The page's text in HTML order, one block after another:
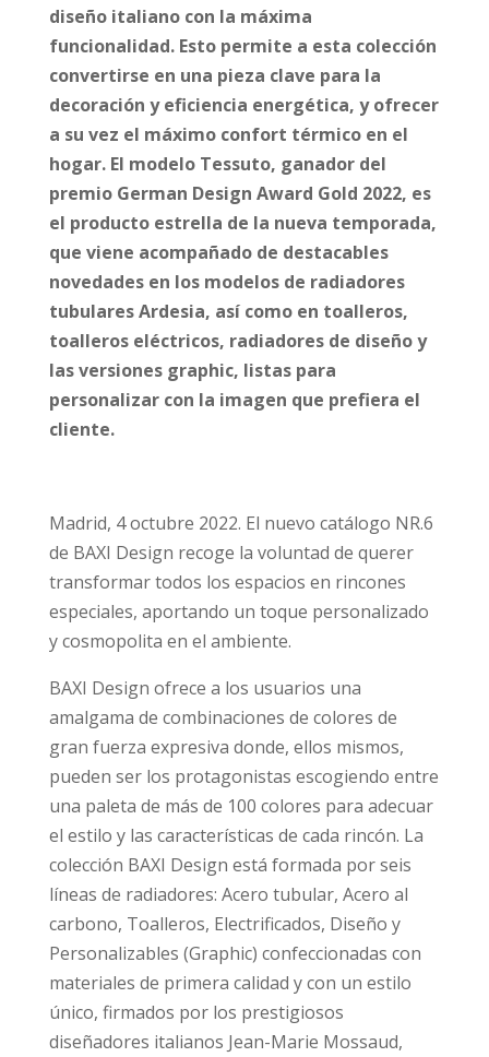
diseño italiano con la máxima
funcionalidad. Esto permite a esta colección
convertirse en una pieza clave para la
decoración y eficiencia energética, y ofrecer
a su vez el máximo confort térmico en el
hogar. El modelo Tessuto, ganador del
premio German Design Award Gold 2022, es
el producto estrella de la nueva temporada,
que viene acompañado de destacables
novedades en los modelos de radiadores
tubulares Ardesia, así como en toalleros,
toalleros eléctricos, radiadores de diseño y
las versiones graphic, listas para
personalizar con la imagen que prefiera el
cliente.
Madrid, 4 octubre 2022. El nuevo catálogo NR.6
de BAXI Design recoge la voluntad de querer
transformar todos los espacios en rincones
especiales, aportando un toque personalizado
y cosmopolita en el ambiente.
BAXI Design ofrece a los usuarios una
amalgama de combinaciones de colores de
gran fuerza expresiva donde, ellos mismos,
pueden ser los protagonistas escogiendo entre
una paleta de más de 100 colores para adecuar
el estilo y las características de cada rincón. La
colección BAXI Design está formada por seis
líneas de radiadores: Acero tubular, Acero al
carbono, Toalleros, Electrificados, Diseño y
Personalizables (Graphic) confeccionadas con
materiales de primera calidad y con un estilo
único, firmados por los prestigiosos
diseñadores italianos Jean-Marie Mossaud,